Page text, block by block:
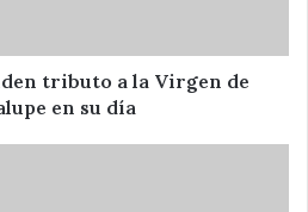
tributo a la Virgen de
en su día